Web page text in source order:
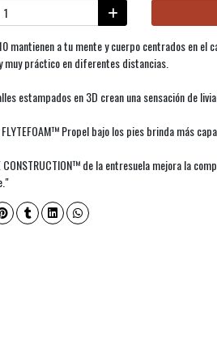
mantienen a tu mente y cuerpo centrados en el
muy práctico en diferentes distancias.
estampados en 3D crean una sensación de
Propel bajo los pies brinda más
CONSTRUCTION™ de la entresuela mejora la